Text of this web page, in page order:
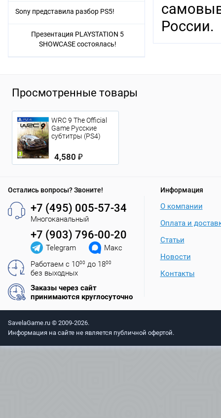
России.
Sony представила разбор PS5!
Презентация PLAYSTATION 5
SHOWCASE состоялась!
Просмотренные товары
WRC 9 The Official
Game Русские
субтитры (PS4)
4,580 ₽
Остались вопросы? Звоните!
+7 (495) 005-57-34
Многоканальный
+7 (903) 796-00-20
Telegram
Макс
Работаем с 1000 до 1800
без выходных
Заказы через сайт
принимаются круглосуточно
Информация
О компании
Оплата и
Статьи
Новости
Контакты
SavelaGame.ru © 2009-2026.
Информация на сайте не является публичной офертой.